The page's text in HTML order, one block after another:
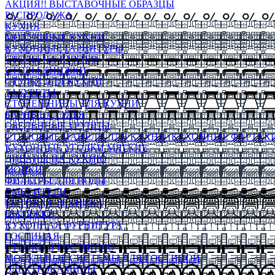
АКЦИЯ!! ВЫСТАВОЧНЫЕ ОБРАЗЦЫ
РАСПРОДАЖА
КУХНЯ
МОДУЛЬНЫЕ КУХНИ
КУХОННЫЕ ГАРНИТУРЫ
СТОЛЫ НА КУХНЮ
СТОЛЫ КНИЖКИ
СТУЛЬЯ ДЛЯ КУХНИ
ТАБУРЕТЫ
СТОЛЕШНИЦЫ ДЛЯ КУХНИ
БАРНЫЕ СТУЛЬЯ
ОБЕДЕННЫЕ ГРУППЫ
СТЕНОВЫЕ ПАНЕЛИ ДЛЯ КУХНИ (КУХОННЫЕ
КУХОННЫЕ УГОЛКИ МЯГКИЕ
ДИВАНЫ НА КУХНЮ
МОЙКИ
ФИЛЬТРЫ ДЛЯ ВОДЫ
СМЕСИТЕЛИ
БЫТОВАЯ ТЕХНИКА
ВЫТЯЖКИ
КУХОННАЯ ФУРНИТУРА
ГОСТИНАЯ
СТЕНКИ В ГОСТИНУЮ
МОДУЛЬНЫЕ СИСТЕМЫ ДЛЯ ГОСТИНОЙ
ЭЛЕКТРОКАМИНЫ